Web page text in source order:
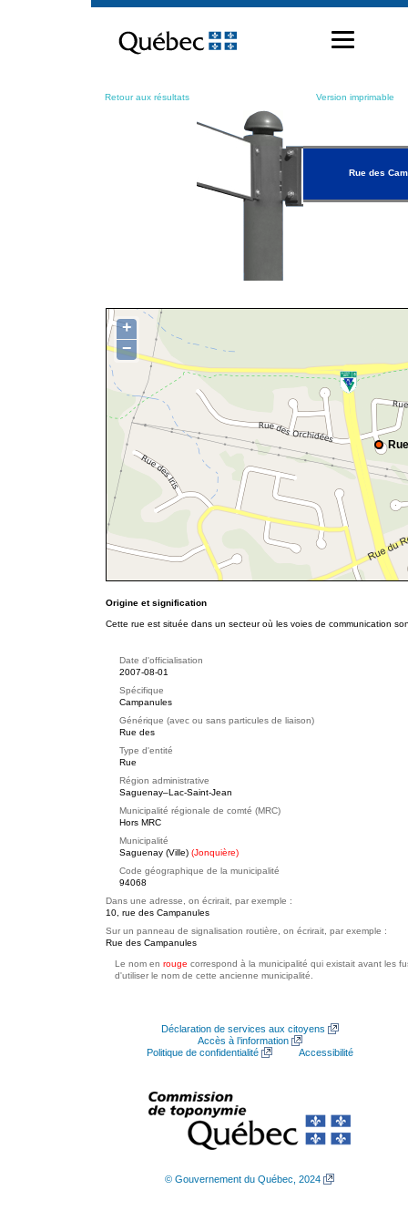
contenu
Retour aux résultats Version imprimable
Rue des
+
−
Origine et signification
Cette rue est située dans un secteur où les voies de communication
Date d'officialisation
2007-08-01
Spécifique
Campanules
Générique (avec ou sans particules de liaison)
Rue des
Type d'entité
Rue
Région administrative
Saguenay–Lac-Saint-Jean
Municipalité régionale de comté (MRC)
Hors MRC
Municipalité
Saguenay (Ville) (Jonquière)
Code géographique de la municipalité
94068
Dans une adresse, on écrirait, par exemple :
10, rue des Campanules
Sur un panneau de signalisation routière, on écrirait, par exemple :
Rue des Campanules
Le nom en rouge correspond à la municipalité qui existait avant les
d'utiliser le nom de cette ancienne municipalité.
Déclaration de services aux citoyens
Accès à l’information
Politique de confidentialité
Accessibilité
© Gouvernement du Québec, 2024